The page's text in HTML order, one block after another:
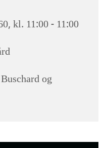
kl. 11:00 - 11:00
og